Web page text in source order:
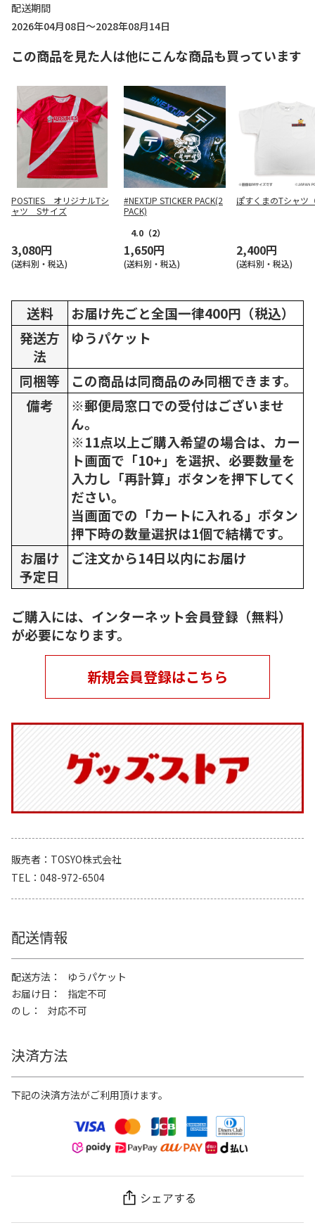
配送期間
2026年04月08日～2028年08月14日
この商品を見た人は他にこんな商品も買っています
POSTIES オリジナルTシ
ャツ Sサイズ
3,080円
(送料別・税込)
#NEXTJP STICKER PACK(2
PACK)
4.0 （2）
1,650円
(送料別・税込)
ぽすくまのTシャツ
2,400円
(送料別・税込)
送料
お届け先ごと全国一律400円（税込）
発送方
法
ゆうパケット
同梱等
この商品は同商品のみ同梱できます。
備考
※郵便局窓口での受付はございませ
ん。
※11点以上ご購入希望の場合は、カー
ト画面で「10+」を選択、必要数量を
入力し「再計算」ボタンを押下してく
ださい。
当画面での「カートに入れる」ボタン
押下時の数量選択は1個で結構です。
お届け
予定日
ご注文から14日以内にお届け
ご購入には、インターネット会員登録（無料）
が必要になります。
新規会員登録はこちら
販売者
TOSYO株式会社
TEL
048-972-6504
配送情報
配送方法
ゆうパケット
お届け日
指定不可
のし
対応不可
決済方法
下記の決済方法がご利用頂けます。
シェアする